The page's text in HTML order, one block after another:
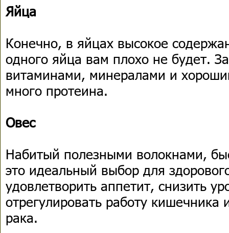
Яйца
Конечно, в яйцах высокое
одного яйца вам плохо не будет.
витаминами, минералами и
много протеина.
Овес
Набитый полезными волокнами,
это идеальный выбор для
удовлетворить аппетит, снизить
отрегулировать работу кишечника
рака.